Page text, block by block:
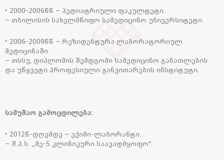
• 2000-2006წწ – პედიატრიული ფაკულტეტი.
– თბილისის სახელმწიფო სამედიცინო უნივერსიტეტი.
• 2006-2009წწ – რეზიდენტურა ლაბორატორიულ
მედიცინაში.
– თსსუ, დიპლომის შემდგომი სამედიცინო განათლების
და უწყვეტი პროფესიული განვითარების ინსტიტუტი.
სამუშაო გამოცდილება:
• 2012წ-დღემდე – ექიმი-ლაბორანტი.
– შ.პ.ს. ,,მე-5 კლინიკური საავადმყოფო“.